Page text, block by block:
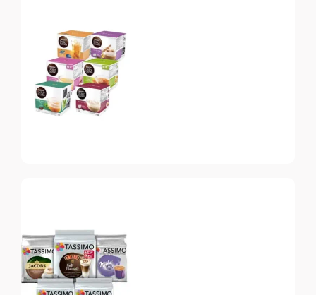
Топ-10 капсул для
системы Nespresso
Vertuo